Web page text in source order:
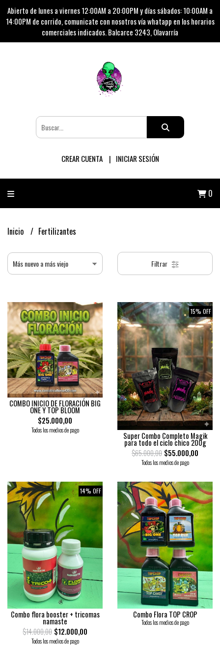
Abierto de lunes a viernes 12:00AM a 20:00PM y días sábados: 10:00AM a
14:00PM de corrido, comunicate con nosotros vía whatapp en los horarios
comerciales indicados. Balcarce 3243, Olavarría
CREAR CUENTA INICIAR SESIÓN
0
Inicio Fertilizantes
Filtrar
COMBO INICIO DE FLORACIÓN BIG
ONE Y TOP BLOOM
$25.000,00
Todos los medios de pago
15% OFF
Super Combo Completo Magik
para todo el ciclo chico 200g
$65.000,00 $55.000,00
Todos los medios de pago
14% OFF
Combo flora booster + tricomas
namaste
$14.000,00 $12.000,00
Todos los medios de pago
Combo Flora TOP CROP
Todos los medios de pago